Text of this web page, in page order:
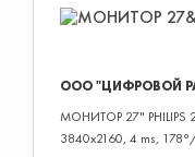
ООО "ЦИФРОВОЙ
МОНИТОР 27" PHILIPS
3840x2160, 4 ms,